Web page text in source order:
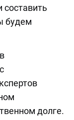
составить
будем
долге.